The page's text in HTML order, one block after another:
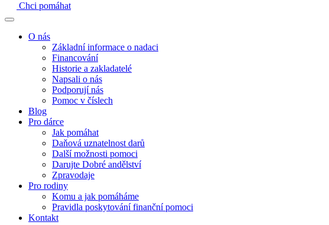
Chci pomáhat
O nás
Základní informace o nadaci
Financování
Historie a zakladatelé
Napsali o nás
Podporují nás
Pomoc v číslech
Blog
Pro dárce
Jak pomáhat
Daňová uznatelnost darů
Další možnosti pomoci
Darujte Dobré andělství
Zpravodaje
Pro rodiny
Komu a jak pomáháme
Pravidla poskytování finanční pomoci
Kontakt